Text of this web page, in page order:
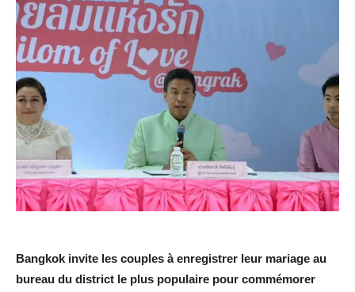
Bangkok invite les couples à enregistrer leur mariage au
bureau du district le plus populaire pour commémorer